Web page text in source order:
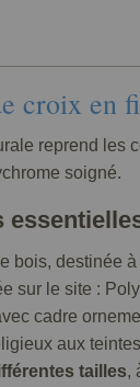
croix en
reprend les
soigné.
bois, destinée
sur le site :
cadre
aux
tailles,